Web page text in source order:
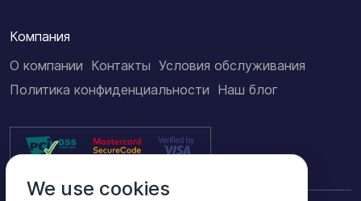
Компания
О компании Контакты Условия обслуживания
Политика конфиденциальности Наш блог
We use cookies